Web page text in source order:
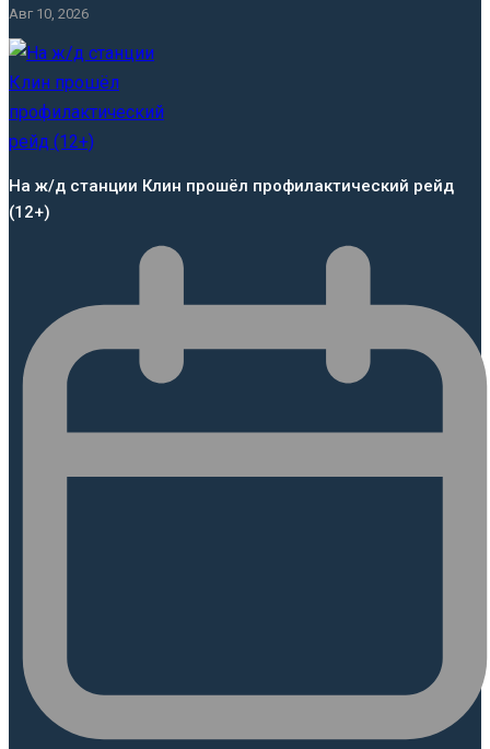
Авг 10, 2026
На ж/д станции Клин прошёл профилактический рейд
(12+)